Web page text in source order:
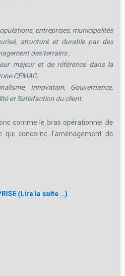
entreprises, municipalités
structuré et durable par des
des terrains ;
majeur et de référence dans la
CEMAC.
Innovation, Gouvernance,
et Satisfaction du client.
comme le bras opérationnel de
qui concerne l’aménagement de
(Lire la suite …)